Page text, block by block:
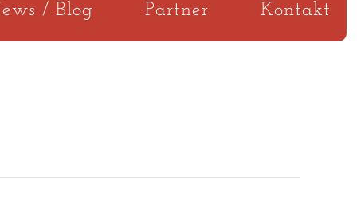
/ Blog Partner Kontakt